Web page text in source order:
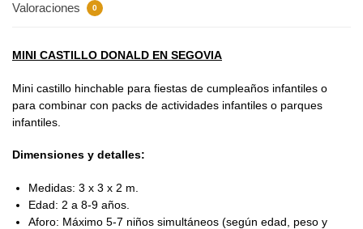
Valoraciones 0
MINI CASTILLO DONALD EN SEGOVIA
Mini castillo hinchable para fiestas de cumpleaños infantiles o
para combinar con packs de actividades infantiles o parques
infantiles.
Dimensiones y detalles:
Medidas: 3 x 3 x 2 m.
Edad: 2 a 8-9 años.
Aforo: Máximo 5-7 niños simultáneos (según edad, peso y